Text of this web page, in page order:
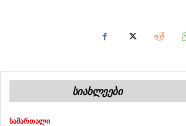
ᲡᲘᲐᲮᲚᲔᲔᲑᲘ
ᲡᲐᲛᲐᲠᲗᲐᲚᲘ